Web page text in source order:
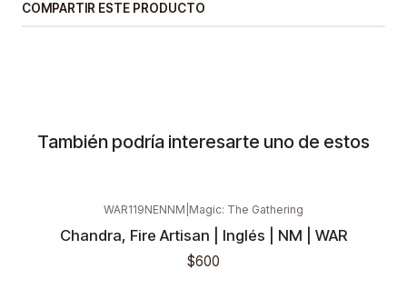
COMPARTIR ESTE PRODUCTO
También podría interesarte uno de estos
WAR119NENNM Magic: The Gathering
Chandra, Fire Artisan | Inglés | NM | WAR
$600